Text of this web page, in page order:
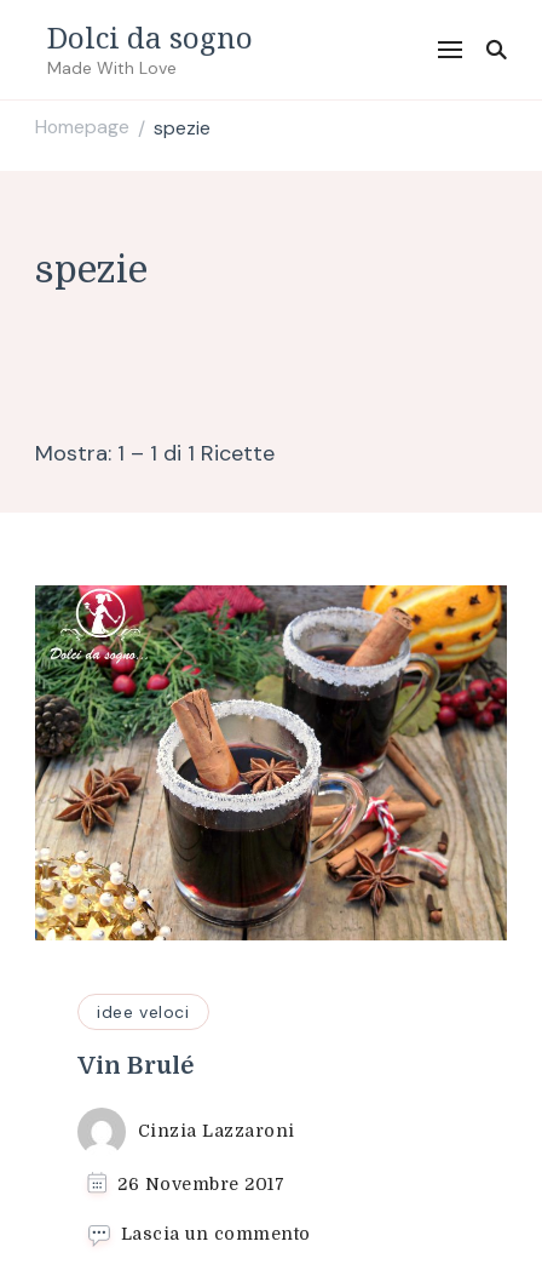
Dolci da sogno
Made With Love
Homepage / spezie
spezie
Mostra: 1 – 1 di 1 Ricette
idee veloci
Vin Brulé
Cinzia Lazzaroni
26 Novembre 2017
Lascia un commento